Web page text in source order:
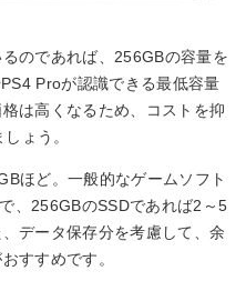
のであれば、256GBの容量を
Proが認識できる最低容量
は高くなるため、コストを抑
ょう。
ほど。一般的なゲームソフト
、256GBのSSDであれば2～5
データ保存分を考慮して、余
すすめです。